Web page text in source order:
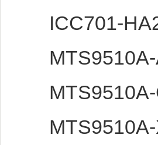
ICC701-
MTS9510A-
MTS9510A-
MTS9510A-